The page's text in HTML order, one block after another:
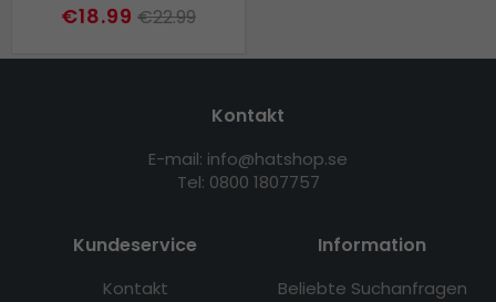
€18.99 €22.99
Kontakt
E-mail: info@hatshop.se
Tel: 0800 1807757
Kundeservice
Kontakt
Information
Beliebte Suchanfragen